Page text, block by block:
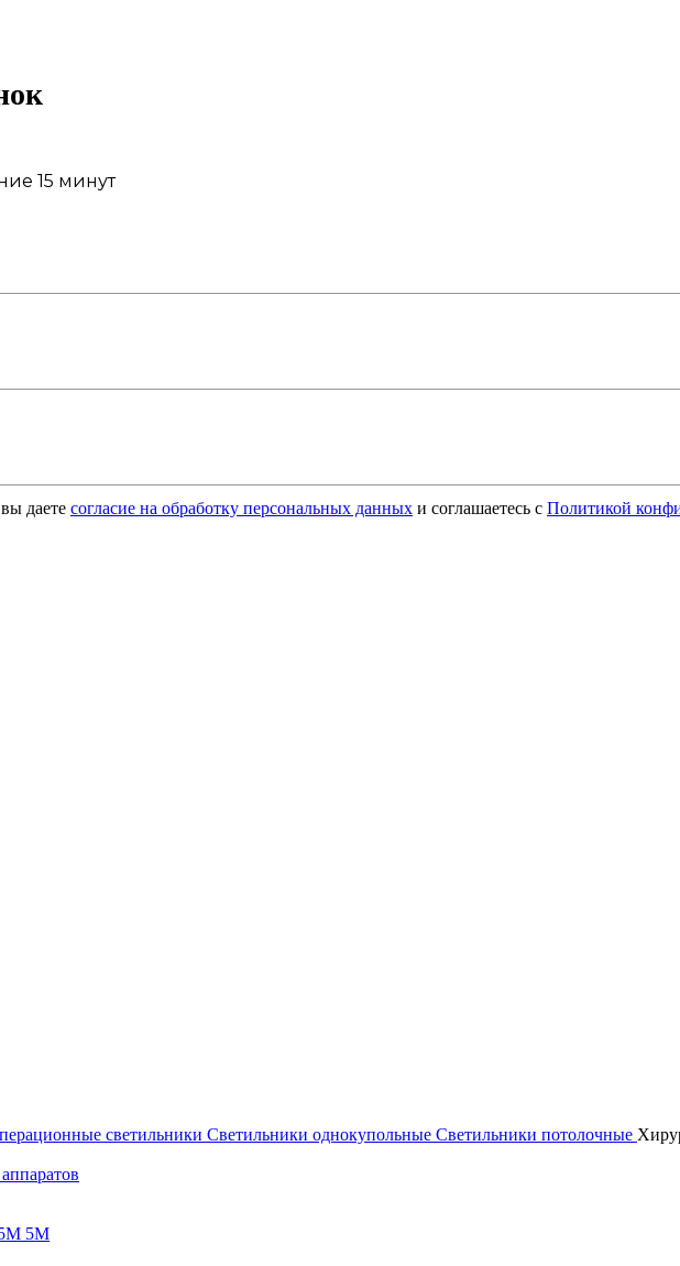
даете согласие на обработку персональных данных и соглашаетесь с Политикой
15 минут
светильники Светильники однокупольные Светильники потолочные
5М 5М